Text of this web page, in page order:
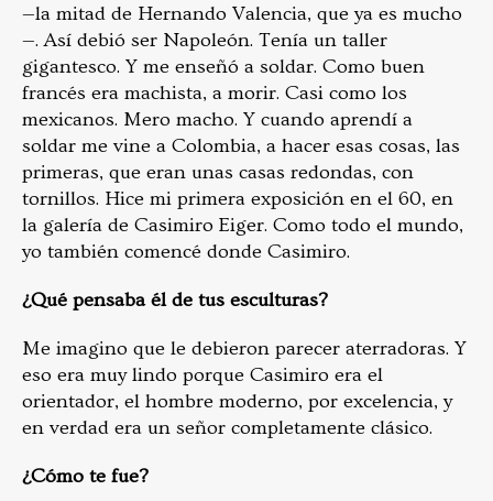
—la mitad de Hernando Valencia, que ya es mucho
—. Así debió ser Napoleón. Tenía un taller
gigantesco. Y me enseñó a soldar. Como buen
francés era machista, a morir. Casi como los
mexicanos. Mero macho. Y cuando aprendí a
soldar me vine a Colombia, a hacer esas cosas, las
primeras, que eran unas casas redondas, con
tornillos. Hice mi primera exposición en el 60, en
la galería de Casimiro Eiger. Como todo el mundo,
yo también comencé donde Casimiro.
¿Qué pensaba él de tus esculturas?
Me imagino que le debieron parecer aterradoras. Y
eso era muy lindo porque Casimiro era el
orientador, el hombre moderno, por excelencia, y
en verdad era un señor completamente clásico.
¿Cómo te fue?